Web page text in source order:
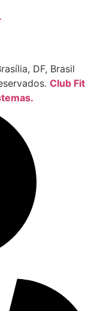
.
DF, Brasil
Club Fit
.